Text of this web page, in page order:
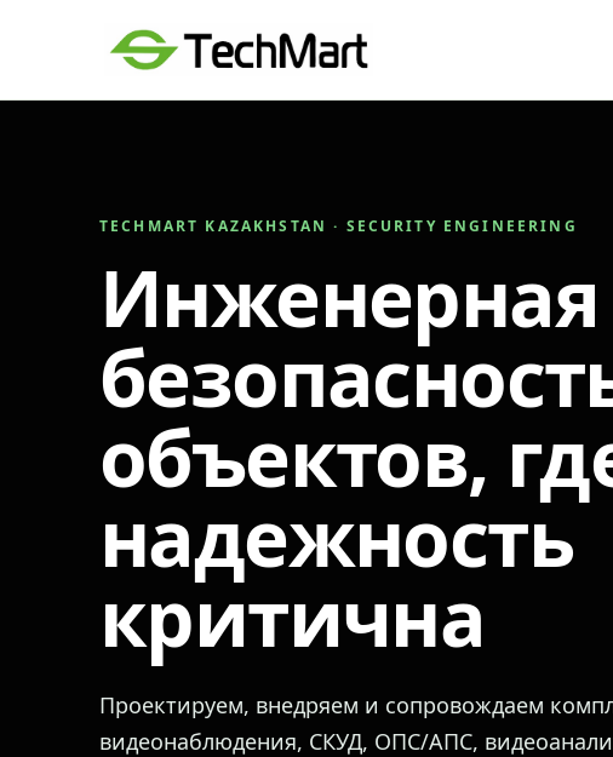
TECHMART KAZAKHSTAN · SECURITY ENGINEERING
Инженерная
объектов,
надежность
критична
Проектируем, внедряем и сопровождаем
видеонаблюдения, СКУД, ОПС/АПС,